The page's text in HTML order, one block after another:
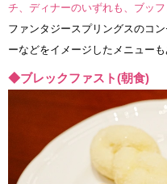
チ、ディナーのいずれも、ブッ
ファンタジースプリングスのコ
ーなどをイメージしたメニューも
◆ブレックファスト(朝食)